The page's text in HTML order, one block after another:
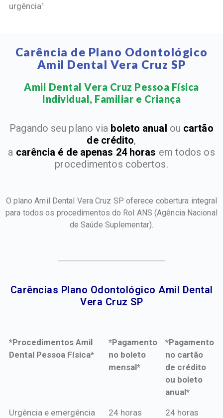
urgência¹
Carência de Plano Odontológico
Amil Dental Vera Cruz SP
Amil Dental Vera Cruz Pessoa Física
Individual, Familiar e Criança​
Pagando seu plano via boleto anual ou cartão
de crédito,
a carência é de apenas 24 horas em todos os
procedimentos cobertos.
O plano Amil Dental Vera Cruz SP oferece cobertura integral
para todos os procedimentos do Rol ANS(Agência Nacional
de Saúde Suplementar).
Carências Plano Odontológico Amil Dental
Vera Cruz SP​
*Procedimentos Amil
Dental Pessoa Física*
*Pagamento
no boleto
mensal*
*Pagamento
no cartão
de crédito
ou boleto
anual*
*Procedimentos Amil
*Pagamento
*Pagamento
Urgência e emergência 24 horas 24 horas